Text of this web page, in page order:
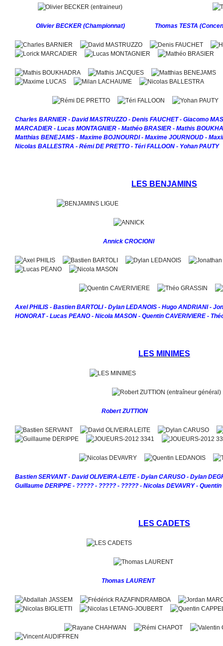
Olivier BECKER (Championnat) Thomas TESTA
Charles BARNIER - David MASTRUZZO - Denis FAUCHET - Giacomo
MARCADIER - Lucas MONTAGNIER - Mathéo BRASIER - Mathis
Matthias BENEJAMS - Maxime BOJNOURDI - Maxime JOURNOUD -
Nicolas BALLESTRA - Rémi DE PRETTO - Téri FALLOON - Yohan PAUTY
LES BENJAMINS
Annick CROCIONI
Axel PHILIS - Bastien BARTOLI - Dylan LEDANOIS - Hugo ANDRIANI -
HONORAT - Lucas PEANO - Nicola MASON - Quentin CAVERIVIERE -
LES MINIMES
Robert ZUTTION
Bastien SERVANT - David OLIVEIRA-LEITE - Dylan CARUSO - Dylan
Guillaume DERIPPE - ????? - ????? - ????? - Nicolas DEVAVRY -
LES CADETS
Thomas LAURENT